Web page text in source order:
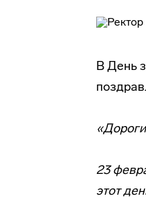
В День
23
этот